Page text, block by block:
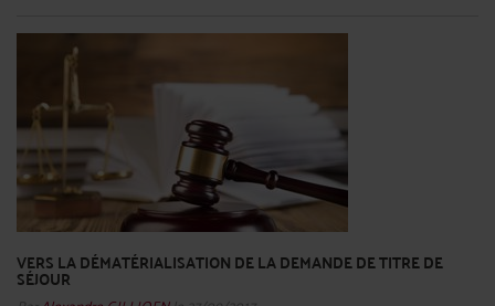
VERS LA DÉMATÉRIALISATION DE LA DEMANDE DE TITRE DE
SÉJOUR